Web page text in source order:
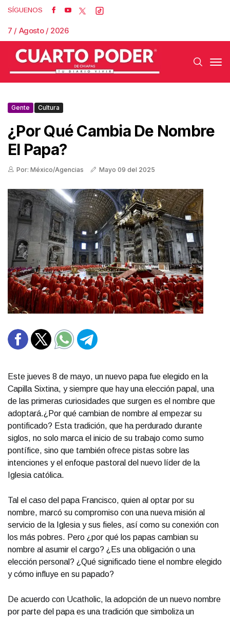
SÍGUENOS
7 / Agosto / 2026
Gente Cultura
¿Por Qué Cambia De Nombre
El Papa?
Por: México/Agencias Mayo 09 del 2025
Este jueves 8 de mayo, un nuevo papa fue elegido en la
Capilla Sixtina, y siempre que hay una elección papal, una
de las primeras curiosidades que surgen es el nombre que
adoptará.¿Por qué cambian de nombre al empezar su
pontificado? Esta tradición, que ha perdurado durante
siglos, no solo marca el inicio de su trabajo como sumo
pontífice, sino que también ofrece pistas sobre las
intenciones y el enfoque pastoral del nuevo líder de la
Iglesia católica.
Tal el caso del papa Francisco, quien al optar por su
nombre, marcó su compromiso con una nueva misión al
servicio de la Iglesia y sus fieles, así como su conexión con
los más pobres. Pero ¿por qué los papas cambian su
nombre al asumir el cargo? ¿Es una obligación o una
elección personal? ¿Qué significado tiene el nombre elegido
y cómo influye en su papado?
De acuerdo con Ucatholic, la adopción de un nuevo nombre
por parte del papa es una tradición que simboliza un